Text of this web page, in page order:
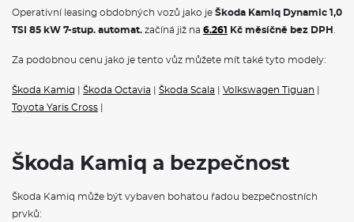
Hlídání mrtvého úhlu (Side Assist)
Světelný a dešťový asistent
Systém Start/Stop
S deštníkem
Klíček pro systém zamykání s dálkovým ovládáním
Povinné ručení
Pojištění skel
Operativní leasing obdobných vozů jako je Škoda Kamiq Dynamic 1,0
TSI 85 kW 7-stup. automat. začíná již na 6.261 Kč měsíčně bez DPH
Za podobnou cenu jako je tento vůz můžete mít také tyto modely:
Škoda Kamiq Škoda Octavia Škoda Scala Volkswagen Tiguan
Toyota Yaris Cross
Škoda Kamiq a bezpečnost
Škoda Kamiq může být vybaven bohatou řadou bezpečnostních
prvků: